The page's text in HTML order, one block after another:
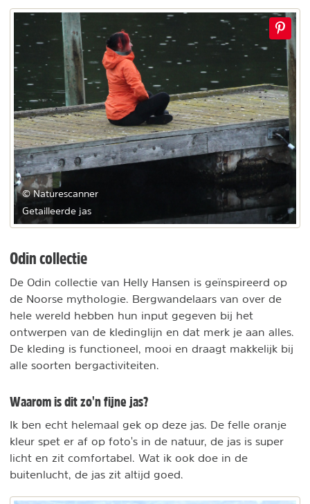
© Naturescanner
Getailleerde jas
Odin collectie
De Odin collectie van Helly Hansen is geïnspireerd op
de Noorse mythologie. Bergwandelaars van over de
hele wereld hebben hun input gegeven bij het
ontwerpen van de kledinglijn en dat merk je aan alles.
De kleding is functioneel, mooi en draagt makkelijk bij
alle soorten bergactiviteiten.
Waarom is dit zo'n fijne jas?
Ik ben echt helemaal gek op deze jas. De felle oranje
kleur spet er af op foto's in de natuur, de jas is super
licht en zit comfortabel. Wat ik ook doe in de
buitenlucht, de jas zit altijd goed.